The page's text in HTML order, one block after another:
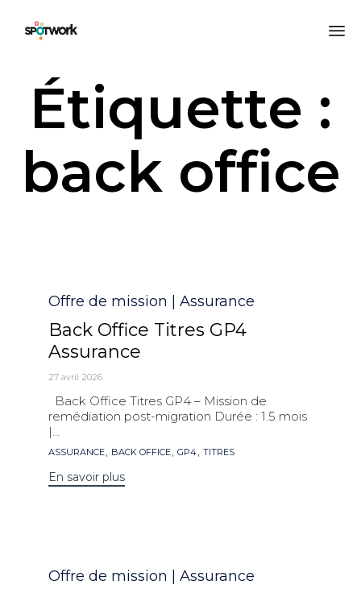
Étiquette :
back office
Catégorie
Offre de mission | Assurance
Back Office Titres GP4
Assurance
27 avril 2026
Back Office Titres GP4 – Mission de
remédiation post-migration Durée : 1.5 mois
|...
Mots
ASSURANCE, BACK OFFICE, GP4, TITRES
En savoir plus
Catégorie
Offre de mission | Assurance